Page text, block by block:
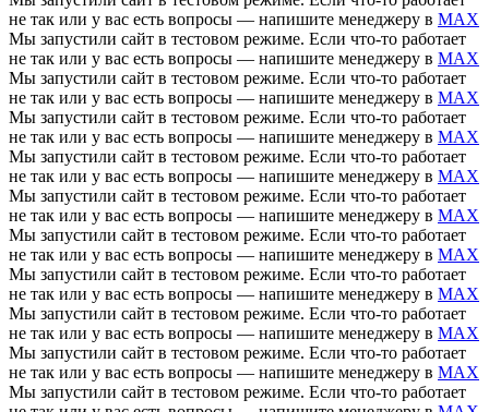
не так или у вас есть вопросы — напишите менеджеру в MAX
Мы запустили сайт в тестовом режиме. Если что-то работает
не так или у вас есть вопросы — напишите менеджеру в MAX
Мы запустили сайт в тестовом режиме. Если что-то работает
не так или у вас есть вопросы — напишите менеджеру в MAX
Мы запустили сайт в тестовом режиме. Если что-то работает
не так или у вас есть вопросы — напишите менеджеру в MAX
Мы запустили сайт в тестовом режиме. Если что-то работает
не так или у вас есть вопросы — напишите менеджеру в MAX
Мы запустили сайт в тестовом режиме. Если что-то работает
не так или у вас есть вопросы — напишите менеджеру в MAX
Мы запустили сайт в тестовом режиме. Если что-то работает
не так или у вас есть вопросы — напишите менеджеру в MAX
Мы запустили сайт в тестовом режиме. Если что-то работает
не так или у вас есть вопросы — напишите менеджеру в MAX
Мы запустили сайт в тестовом режиме. Если что-то работает
не так или у вас есть вопросы — напишите менеджеру в MAX
Мы запустили сайт в тестовом режиме. Если что-то работает
не так или у вас есть вопросы — напишите менеджеру в MAX
Мы запустили сайт в тестовом режиме. Если что-то работает